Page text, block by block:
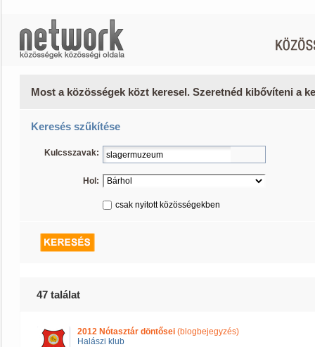
Most a közösségek közt keresel. Szeretnéd kibővíteni a
Keresés szűkítése
Kulcsszavak:
Hol:
csak nyitott közösségekben
47 találat
2012 Nótasztár döntősei (blogbejegyzés)
Halászi klub